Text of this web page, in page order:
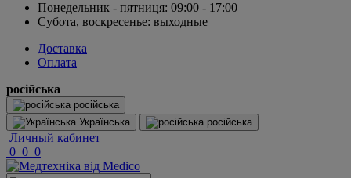
Понедельник - пятниця: 09:00 - 17:00
Субота, воскресенье: выходные
Доставка
Оплата
російська
російська
Українська
російська
Личный кабинет
0 0 0